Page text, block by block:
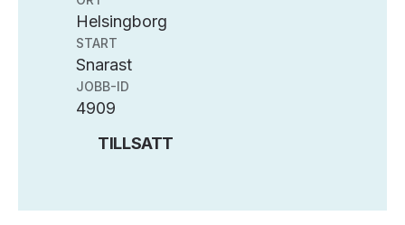
Helsingborg
START
Snarast
JOBB-ID
4909
TILLSATT